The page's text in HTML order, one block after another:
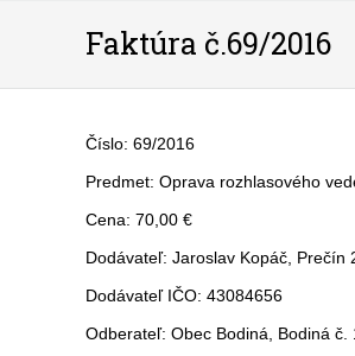
Faktúra č.69/2016
Číslo: 69/2016
Predmet: Oprava rozhlasového
Cena: 70,00 €
Dodávateľ: Jaroslav Kopáč, Prečín
Dodávateľ IČO: 43084656
Odberateľ: Obec Bodiná, Bodiná č.